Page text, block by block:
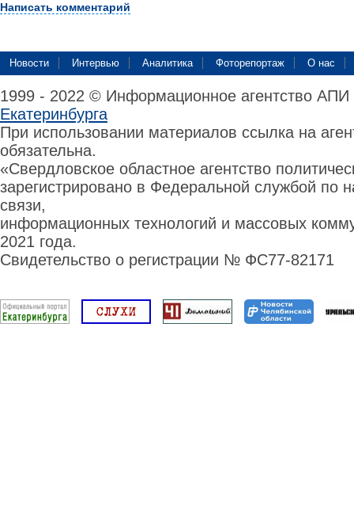
Написать комментарий
Новости Интервью Аналитика Фоторепортаж О нас
1999 - 2022 © Информационное агентство
Екатеринбурга
При использовании материалов ссылка на
обязательна.
«Свердловское областное агентство
зарегистрировано в Федеральной службой по
связи,
информационных технологий и массовых
2021 года.
Свидетельство о регистрации № ФС77-82171